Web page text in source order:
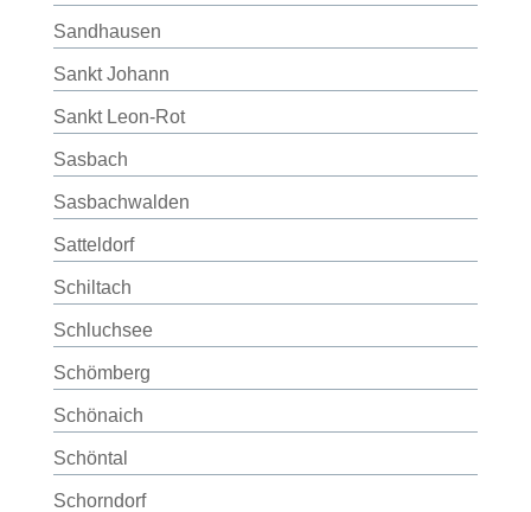
Sandhausen
Sankt Johann
Sankt Leon-Rot
Sasbach
Sasbachwalden
Satteldorf
Schiltach
Schluchsee
Schömberg
Schönaich
Schöntal
Schorndorf